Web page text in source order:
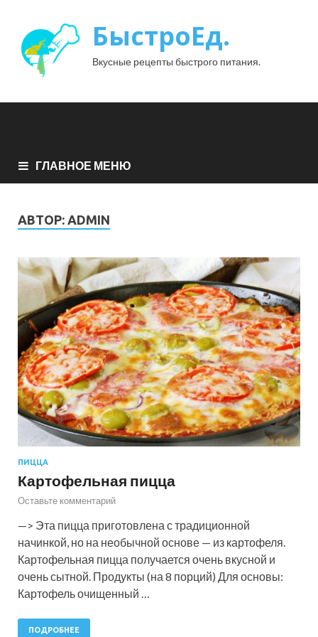
БыстроЕд.
Вкусные рецепты быстрого питания.
ГЛАВНОЕ МЕНЮ
АВТОР: ADMIN
ПИЦЦА
Картофельная пицца
Оставьте комментарий
—> Эта пицца приготовлена с традиционной
начинкой, но на необычной основе — из картофеля.
Картофельная пицца получается очень вкусной и
очень сытной. Продукты (на 8 порций) Для основы:
Картофель очищенный …
ПОДРОБНЕЕ